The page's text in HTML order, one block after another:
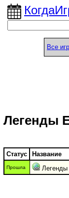
Все
Легенды
Статус Название
Прошла Легенды